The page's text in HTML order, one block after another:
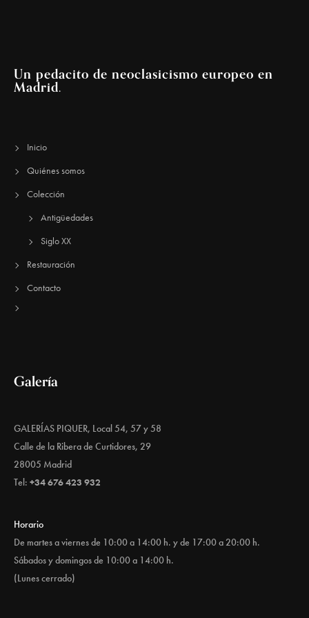
Un pedacito de neoclasicismo europeo en
Madrid.
Inicio
Quiénes somos
Colección
Antigüedades
Siglo XX
Restauración
Contacto
Galería
GALERÍAS PIQUER, Local 54, 57 y 58
Calle de la Ribera de Curtidores, 29
28005 Madrid
Tel: +34 676 423 932
Horario
De martes a viernes de 10:00 a 14:00 h. y de 17:00 a 20:00 h.
Sábados y domingos de 10:00 a 14:00 h.
(Lunes cerrado)